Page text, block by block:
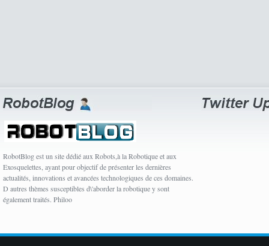
RobotBlog est un site dédié aux Robots,à la Robotique et aux
Exosquelettes, ayant pour objectif de présenter les dernières
actualités, innovations et avancées technologiques de ces domaines.
D autres thèmes susceptibles d\'aborder la robotique y sont
également traités. Philoo